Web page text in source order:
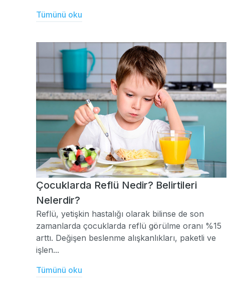
Tümünü oku
Çocuklarda Reflü Nedir? Belirtileri
Nelerdir?
Reflü, yetişkin hastalığı olarak bilinse de son
zamanlarda çocuklarda reflü görülme oranı %15
arttı. Değişen beslenme alışkanlıkları, paketli ve
işlen...
Tümünü oku